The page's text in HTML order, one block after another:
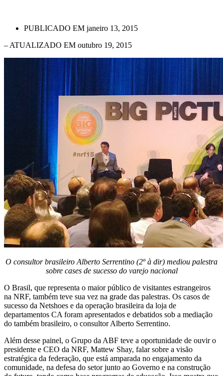
PUBLICADO EM janeiro 13, 2015
– ATUALIZADO EM outubro 19, 2015
O consultor brasileiro Alberto Serrentino (2º à dir) mediou palestra
sobre cases de sucesso do varejo nacional
O Brasil, que representa o maior público de visitantes estrangeiros
na NRF, também teve sua vez na grade das palestras. Os casos de
sucesso da Netshoes e da operação brasileira da loja de
departamentos CA foram apresentados e debatidos sob a mediação
do também brasileiro, o consultor Alberto Serrentino.
Além desse painel, o Grupo da ABF teve a oportunidade de ouvir o
presidente e CEO da NRF, Mattew Shay, falar sobre a visão
estratégica da federação, que está amparada no engajamento da
comunidade, na defesa do setor junto ao Governo e na construção